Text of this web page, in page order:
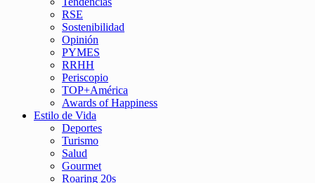
RSE
Sostenibilidad
Opinión
PYMES
RRHH
Periscopio
TOP+América
Awards of Happiness
Estilo de Vida
Deportes
Turismo
Salud
Gourmet
Roaring 20s